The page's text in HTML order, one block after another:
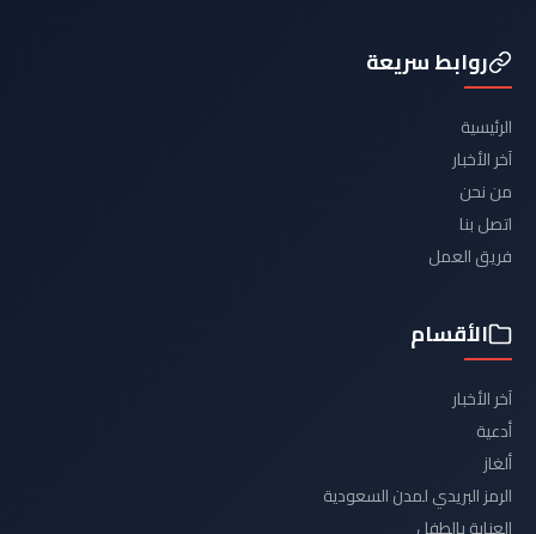
روابط سريعة
الرئيسية
آخر الأخبار
من نحن
اتصل بنا
فريق العمل
الأقسام
آخر الأخبار
أدعية
ألغاز
الرمز البريدي لمدن السعودية